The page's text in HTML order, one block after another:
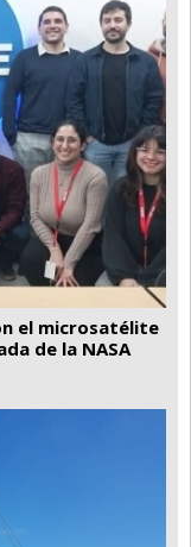
el microsatélite
de la NASA